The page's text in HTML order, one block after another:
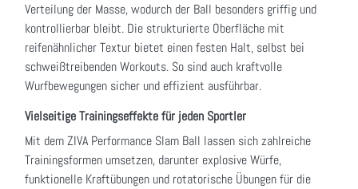
Verteilung der Masse, wodurch der Ball besonders griffig und
kontrollierbar bleibt. Die strukturierte Oberfläche mit
reifenähnlicher Textur bietet einen festen Halt, selbst bei
schweißtreibenden Workouts. So sind auch kraftvolle
Wurfbewegungen sicher und effizient ausführbar.
Vielseitige Trainingseffekte für jeden Sportler
Mit dem ZIVA Performance Slam Ball lassen sich zahlreiche
Trainingsformen umsetzen, darunter explosive Würfe,
funktionelle Kraftübungen und rotatorische Übungen für die